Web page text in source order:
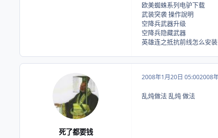
欧美蜘蛛系列电驴下载
武装突袭 操作說明
空降兵武器升级
空降兵隐藏武器
英雄连之抵抗前线怎么安装
死了都要钱
2008年1月20日 05:002008
乱炖做法 乱炖 做法